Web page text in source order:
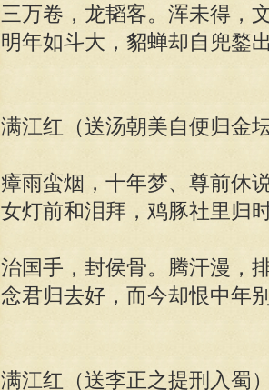
三万卷，龙韬客。浑未得，
明年如斗大，貂蝉却自兜鍪
满江红（送汤朝美自便归金
瘴雨蛮烟，十年梦、尊前休
女灯前和泪拜，鸡豚社里归
治国手，封侯骨。腾汗漫，
念君归去好，而今却恨中年
满江红（送李正之提刑入蜀